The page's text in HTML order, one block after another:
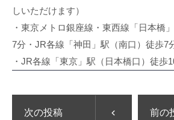
しいただけます）
・東京メトロ銀座線・東西線「日本橋
7分・JR各線「神田」駅（南口）徒歩7
・JR各線「東京」駅（日本橋口）徒歩
次の投稿 前の